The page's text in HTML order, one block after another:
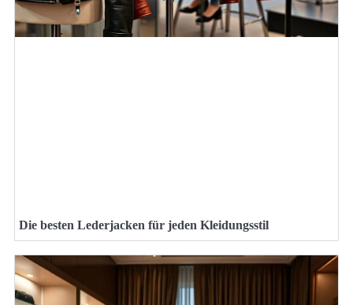
Die besten Lederjacken für jeden Kleidungsstil